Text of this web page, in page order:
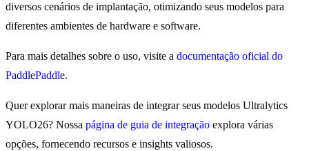
diversos cenários de implantação, otimizando seus modelos para
diferentes ambientes de hardware e software.
Para mais detalhes sobre o uso, visite a documentação oficial do
PaddlePaddle.
Quer explorar mais maneiras de integrar seus modelos Ultralytics
YOLO26? Nossa página de guia de integração explora várias
opções, fornecendo recursos e insights valiosos.